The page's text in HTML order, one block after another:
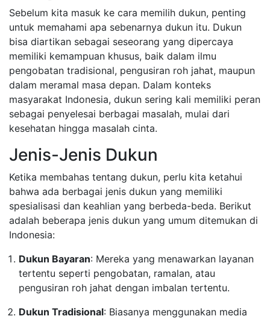
Sebelum kita masuk ke cara memilih dukun, penting
untuk memahami apa sebenarnya dukun itu. Dukun
bisa diartikan sebagai seseorang yang dipercaya
memiliki kemampuan khusus, baik dalam ilmu
pengobatan tradisional, pengusiran roh jahat, maupun
dalam meramal masa depan. Dalam konteks
masyarakat Indonesia, dukun sering kali memiliki peran
sebagai penyelesai berbagai masalah, mulai dari
kesehatan hingga masalah cinta.
Jenis-Jenis Dukun
Ketika membahas tentang dukun, perlu kita ketahui
bahwa ada berbagai jenis dukun yang memiliki
spesialisasi dan keahlian yang berbeda-beda. Berikut
adalah beberapa jenis dukun yang umum ditemukan di
Indonesia:
Dukun Bayaran: Mereka yang menawarkan layanan
tertentu seperti pengobatan, ramalan, atau
pengusiran roh jahat dengan imbalan tertentu.
Dukun Tradisional: Biasanya menggunakan media